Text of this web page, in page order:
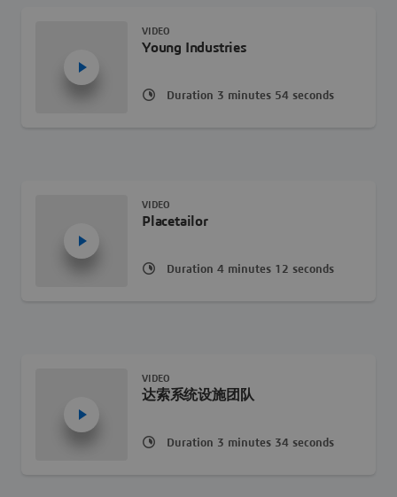
Young Industries
VIDEO
Duration 3 minutes 54 seconds
Placetailor
VIDEO
Duration 4 minutes 12 seconds
达索系统设施团队
VIDEO
Duration 3 minutes 34 seconds